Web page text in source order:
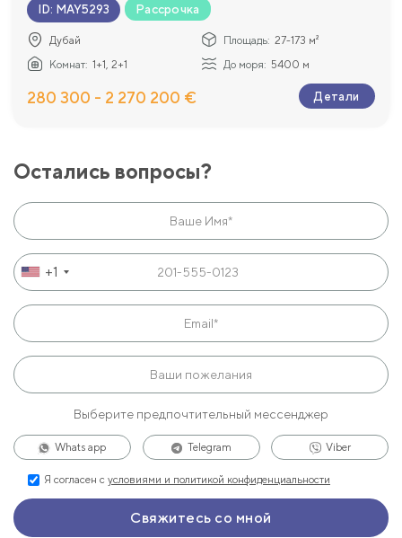
ID: MAY5293 Рассрочка
Дубай Площадь: 27-173 м²
Комнат: 1+1, 2+1 До моря: 5400 м
280 300 - 2 270 200 € Детали
Остались вопросы?
+1
Выберите предпочтительный мессенджер
Whats app Telegram Viber
Я согласен с условиями и политикой конфиденциальности